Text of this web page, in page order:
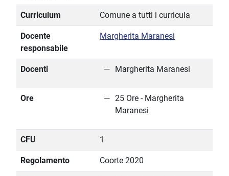
Curriculum Comune a tutti i curricula
Docente
responsabile
Margherita Maranesi
Docenti Margherita Maranesi
Ore
25 Ore - Margherita
Maranesi
CFU 1
Regolamento Coorte 2020